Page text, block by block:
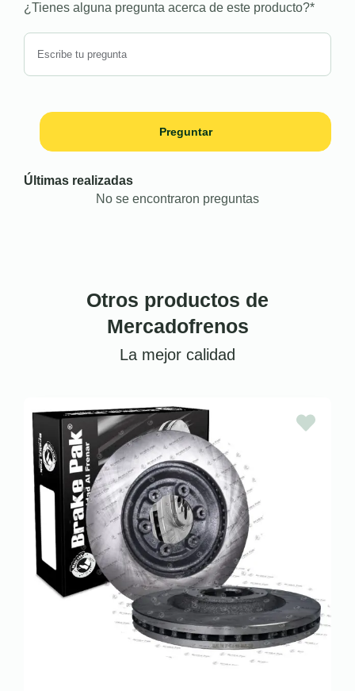
¿Tienes alguna pregunta acerca de este producto?*
Preguntar
Últimas realizadas
No se encontraron preguntas
Otros productos de
Mercadofrenos
La mejor calidad